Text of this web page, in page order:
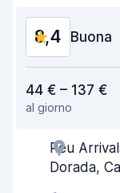
8,4 Buona
Facile da trovare
Gentilezza degli
44 € – 137 €
al giorno
Reu
Dorada,